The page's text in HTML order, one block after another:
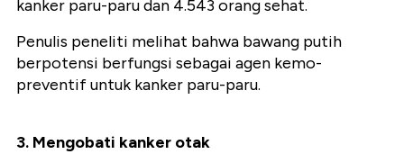
kanker paru-paru dan 4.543 orang sehat.
Penulis peneliti melihat bahwa bawang putih
berpotensi berfungsi sebagai agen kemo-
preventif untuk kanker paru-paru.
3. Mengobati kanker otak